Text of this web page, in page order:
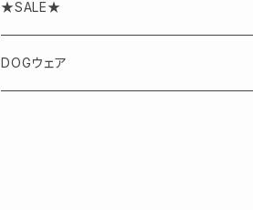
アクセサリー
★SALE★
DOGウェア